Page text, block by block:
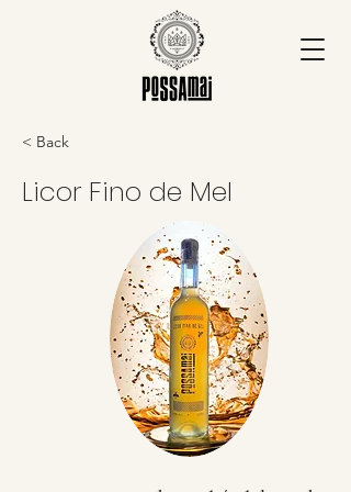
< Back
Licor Fino de Mel